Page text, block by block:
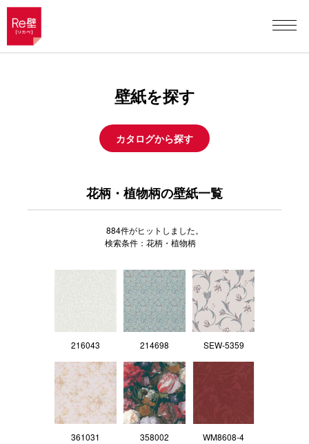
壁紙を探す
カタログから探す
花柄・植物柄の壁紙一覧
884件がヒットしました。
検索条件：花柄・植物柄
216043 214698 SEW-5359
361031 358002 WM8608-4